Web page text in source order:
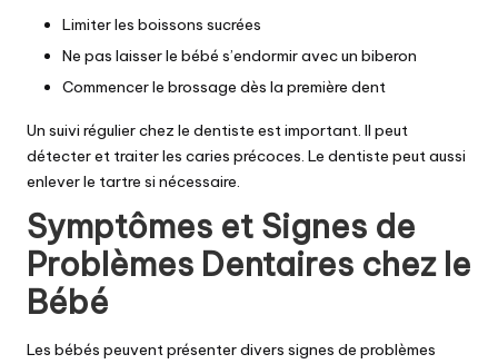
Limiter les boissons sucrées
Ne pas laisser le bébé s’endormir avec un biberon
Commencer le brossage dès la première dent
Un suivi régulier chez le dentiste est important. Il peut
détecter et traiter les caries précoces. Le dentiste peut aussi
enlever le tartre si nécessaire.
Symptômes et Signes de
Problèmes Dentaires chez le
Bébé
Les bébés peuvent présenter divers signes de problèmes